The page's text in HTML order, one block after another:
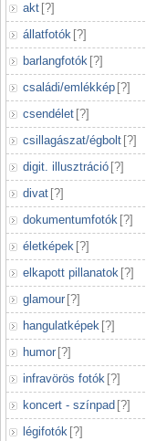
akt [?]
állatfotók [?]
barlangfotók [?]
családi/emlékkép [?]
csendélet [?]
csillagászat/égbolt [?]
digit. illusztráció [?]
divat [?]
dokumentumfotók [?]
életképek [?]
elkapott pillanatok [?]
glamour [?]
hangulatképek [?]
humor [?]
infravörös fotók [?]
koncert - színpad [?]
légifotók [?]